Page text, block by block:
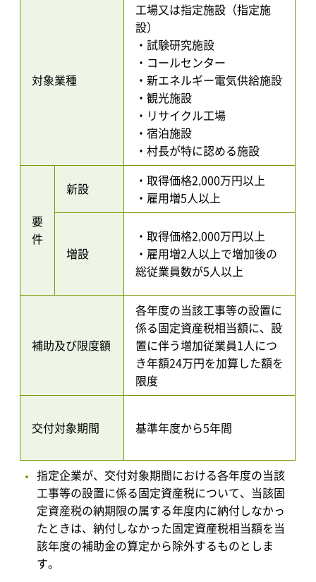
対象業種
工場又は指定施設（指定施
設）
・試験研究施設
・コールセンター
・新エネルギー電気供給施設
・観光施設
・リサイクル工場
・宿泊施設
・村長が特に認める施設
要
件
新設
・取得価格2,000万円以上
・雇用増5人以上
増設
・取得価格2,000万円以上
・雇用増2人以上で増加後の
総従業員数が5人以上
補助及び限度額
各年度の当該工事等の設置に
係る固定資産税相当額に、設
置に伴う増加従業員1人につ
き年額24万円を加算した額を
限度
交付対象期間 基準年度から5年間
指定企業が、交付対象期間における各年度の当該
工事等の設置に係る固定資産税について、当該固
定資産税の納期限の属する年度内に納付しなかっ
たときは、納付しなかった固定資産税相当額を当
該年度の補助金の算定から除外するものとしま
す。